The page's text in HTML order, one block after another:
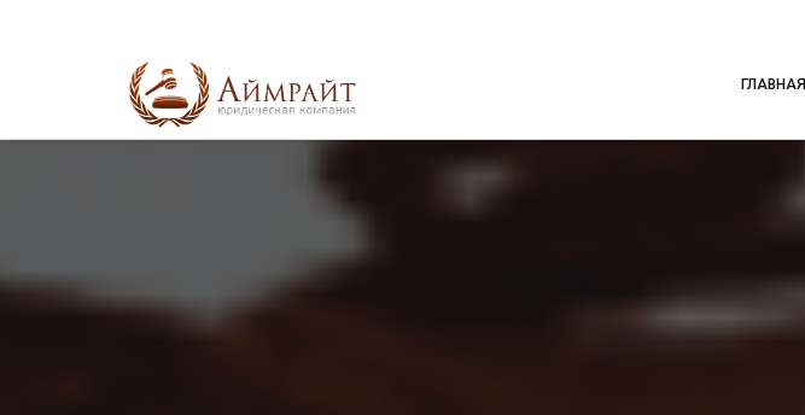
ГЛАВНАЯ